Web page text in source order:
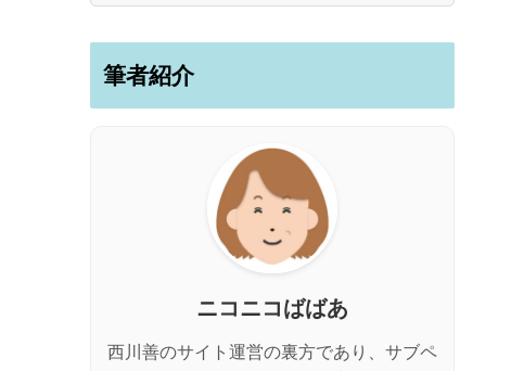
筆者紹介
ニコニコばばあ
西川善のサイト運営の裏方であり、サブペ